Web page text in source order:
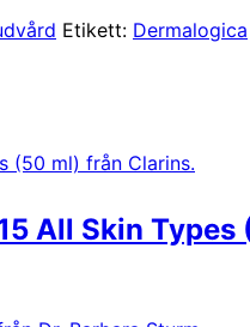
Etikett: Dermalogica
All Skin Types